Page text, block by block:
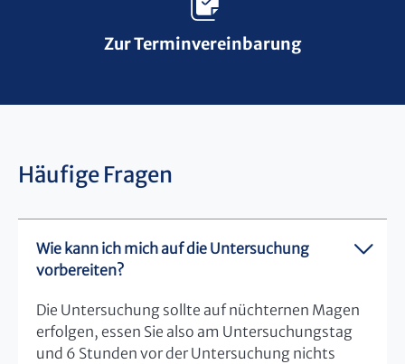
Zur Terminvereinbarung
Häufige Fragen
Wie kann ich mich auf die Untersuchung
vorbereiten?
Die Untersuchung sollte auf nüchternen Magen
erfolgen, essen Sie also am Untersuchungstag
und 6 Stunden vor der Untersuchung nichts